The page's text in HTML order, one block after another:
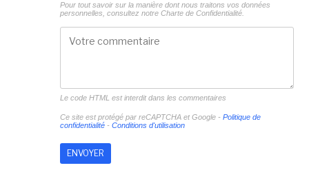
Pour tout savoir sur la manière dont nous traitons vos données
personnelles, consultez notre Charte de Confidentialité.
Le code HTML est interdit dans les commentaires
Ce site est protégé par reCAPTCHA et Google - Politique de
confidentialité- Conditions d'utilisation